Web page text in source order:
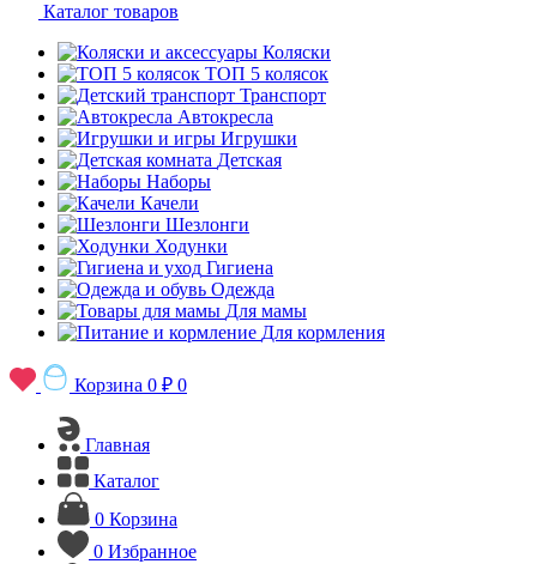
Каталог товаров
Коляски
ТОП 5 колясок
Транспорт
Автокресла
Игрушки
Детская
Наборы
Качели
Шезлонги
Ходунки
Гигиена
Одежда
Для мамы
Для кормления
Корзина 0 ₽ 0
Главная
Каталог
0 Корзина
0 Избранное